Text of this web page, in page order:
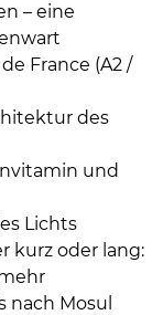
– eine
France (A2 /
des
und
Lichts
kurz oder lang:
nach Mosul